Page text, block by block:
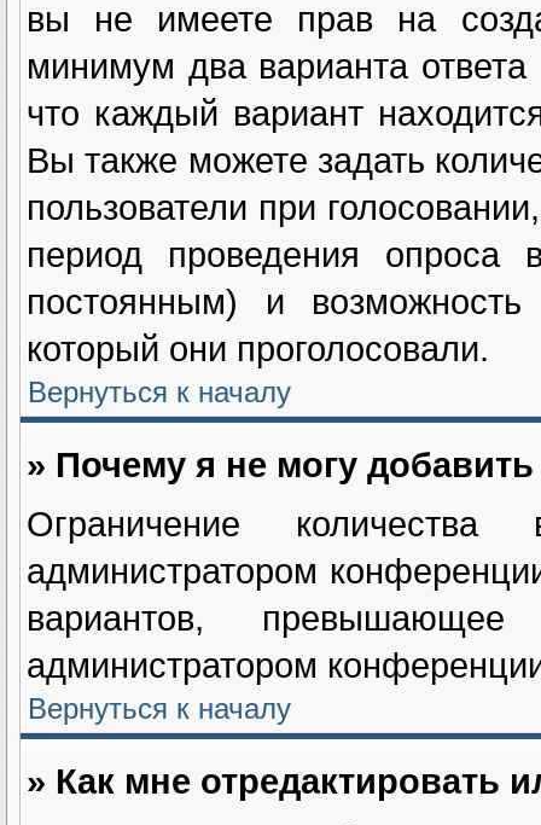
вы не имеете прав на
минимум два варианта
что каждый вариант
Вы также можете задать
пользователи при
период проведения опроса
постоянным) и возможность
который они проголосовали.
Вернуться к началу
» Почему я не могу
Ограничение количества
администратором
вариантов,
администратором
Вернуться к началу
» Как мне отредактировать